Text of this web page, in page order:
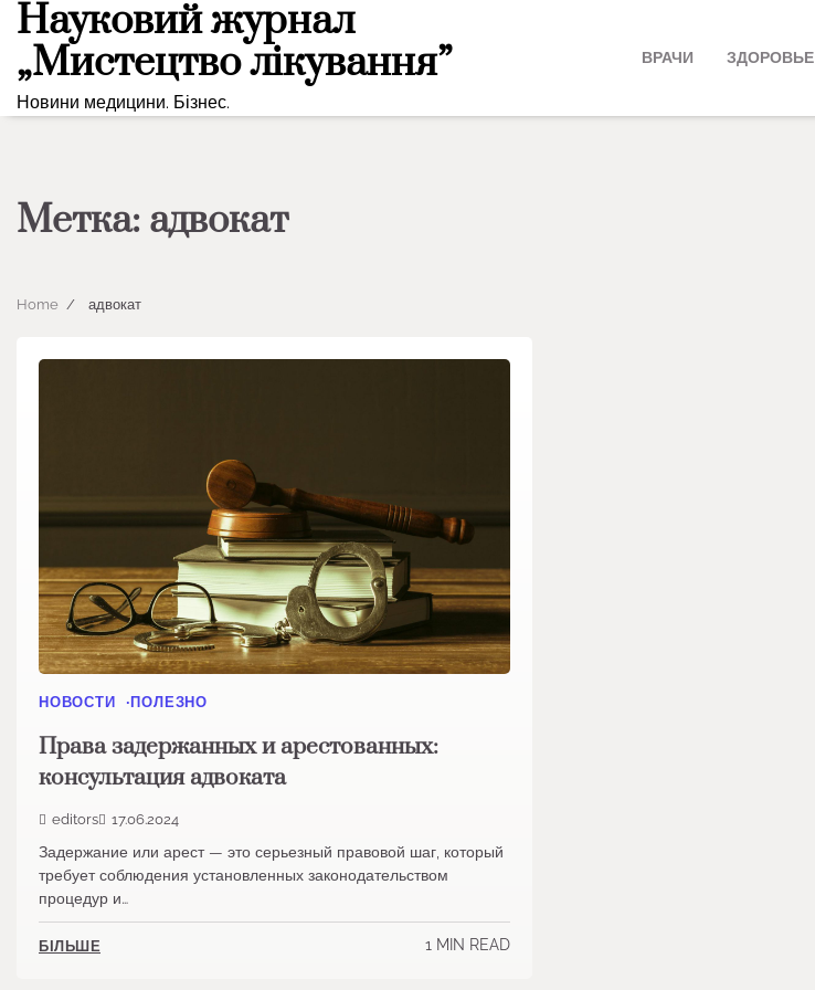
Skip
content
Науковий журнал
„Мистецтво лікування”
Новини медицини. Бізнес.
ВРАЧИ ЗДОРОВЬЕ
Метка: адвокат
Home адвокат
НОВОСТИ ПОЛЕЗНО
Права задержанных и арестованных:
консультация адвоката
editors 17.06.2024
Задержание или арест — это серьезный правовой шаг, который
требует соблюдения установленных законодательством
процедур и…
БІЛЬШЕ 1 MIN READ